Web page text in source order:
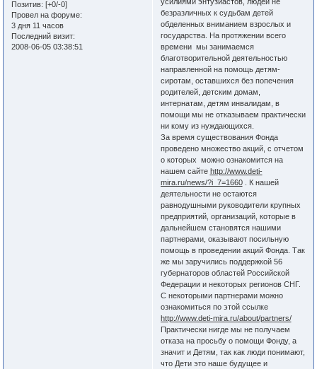
Позитив: [+0/-0]
Провел на форуме:
3 дня 11 часов
Последний визит:
2008-06-05 03:38:51
усилиями энтузиастов, людей не
безразличных к судьбам детей
обделенных вниманием взрослых и
государства. На протяжении всего
времени мы занимаемся
благотворительной деятельностью
направленной на помощь детям-
сиротам, оставшихся без попечения
родителей, детским домам,
интернатам, детям инвалидам, в
помощи мы не отказываем практически
ни кому из нуждающихся.
За время существования Фонда
проведено множество акций, с отчетом
о которых можно ознакомится на
нашем сайте http://www.deti-
mira.ru/news/?i_7=1660. К нашей
деятельности не остаются
равнодушными руководители крупных
предприятий, организаций, которые в
дальнейшем становятся нашими
партнерами, оказывают посильную
помощь в проведении акций Фонда. Так
же мы заручились поддержкой 56
губернаторов областей Российской
Федерации и некоторых регионов СНГ.
С некоторыми партнерами можно
ознакомиться по этой ссылке
http://www.deti-mira.ru/about/partners/
Практически нигде мы не получаем
отказа на просьбу о помощи Фонду, а
значит и Детям, так как люди понимают,
что Дети это наше будущее и